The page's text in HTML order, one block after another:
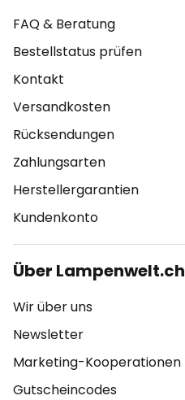
FAQ & Beratung
Bestellstatus prüfen
Kontakt
Versandkosten
Rücksendungen
Zahlungsarten
Herstellergarantien
Kundenkonto
Über Lampenwelt.ch
Wir über uns
Newsletter
Marketing-Kooperationen
Gutscheincodes